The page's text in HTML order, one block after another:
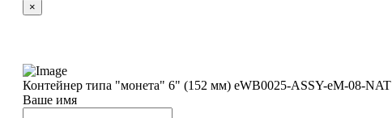
×
Контейнер типа "монета" 6" (152 мм) eWB0025-ASSY-eM-08-NAT
Ваше имя